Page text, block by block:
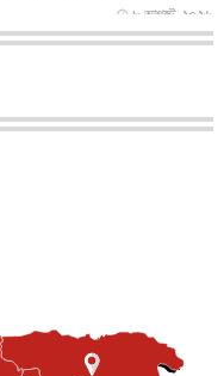
৮ আগস্ট, ২০২৬
শিল্পী অনুশ্রী রায়ের স্বপ...
চুক্তি সৌদি আরবকে কতটা ন...
অপরাধে অস্বস্তি...
পুনঃস্থাপন করছে মেক্সিকো ও